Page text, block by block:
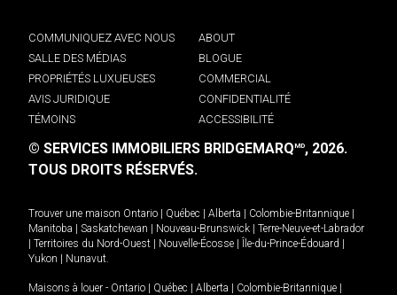
COMMUNIQUEZ AVEC NOUS
ABOUT
SALLE DES MÉDIAS
BLOGUE
PROPRIÉTÉS LUXUEUSES
COMMERCIAL
AVIS JURIDIQUE
CONFIDENTIALITÉ
TÉMOINS
ACCESSIBILITÉ
© SERVICES IMMOBILIERS BRIDGEMARQMD, 2026.
TOUS DROITS RÉSERVÉS.
Trouver une maison Ontario | Québec | Alberta | Colombie-Britannique |
Manitoba | Saskatchewan | Nouveau-Brunswick | Terre-Neuve-et-Labrador
| Territoires du Nord-Ouest | Nouvelle-Écosse | Île-du-Prince-Édouard |
Yukon | Nunavut
Maisons à louer - Ontario | Québec | Alberta | Colombie-Britannique |